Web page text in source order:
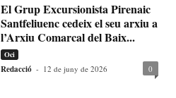
El Grup Excursionista Pirenaic
Santfeliuenc cedeix el seu arxiu a
l’Arxiu Comarcal del Baix...
Oci
Redacció - 12 de juny de 2026 0